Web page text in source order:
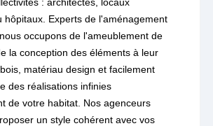
hôpitaux. Experts de l'aménagement
occupons de l'ameublement de
la conception des éléments à leur
matériau design et facilement
des réalisations infinies
de votre habitat. Nos agenceurs
un style cohérent avec vos